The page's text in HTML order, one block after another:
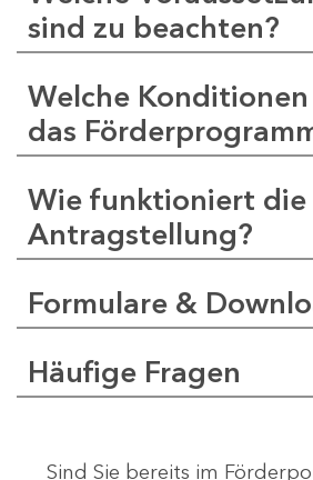
sind zu beachten?
Welche
das
Wie funktioniert die
Antragstellung?
Formulare &
Häufige Fragen
Sind Sie bereits im